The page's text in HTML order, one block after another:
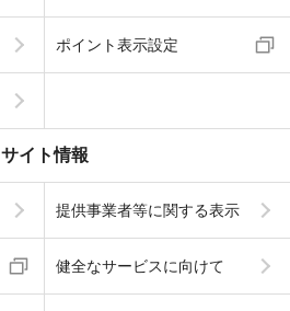
ポイント表示設定
サイト情報
提供事業者等に関する表示
健全なサービスに向けて